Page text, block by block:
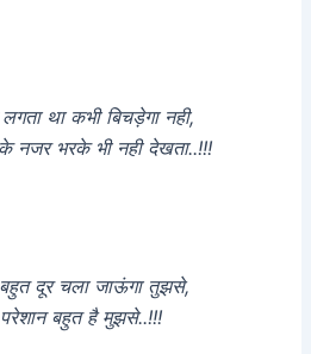
था कभी बिचड़ेगा नही,
नजर भरके भी नही देखता..!!!
दूर चला जाऊंगा तुझसे,
बहुत है मुझसे..!!!